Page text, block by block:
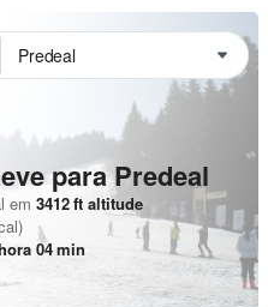
para Predeal
em 3412ft altitude
04min